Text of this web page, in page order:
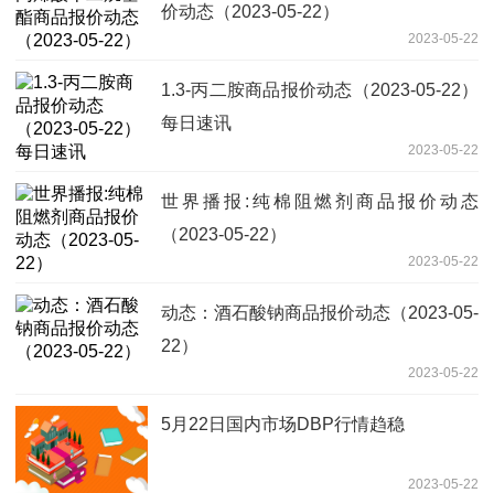
价动态（2023-05-22）
2023-05-22
1.3-丙二胺商品报价动态（2023-05-22）
每日速讯
2023-05-22
世界播报:纯棉阻燃剂商品报价动态
（2023-05-22）
2023-05-22
动态：酒石酸钠商品报价动态（2023-05-
22）
2023-05-22
5月22日国内市场DBP行情趋稳
2023-05-22